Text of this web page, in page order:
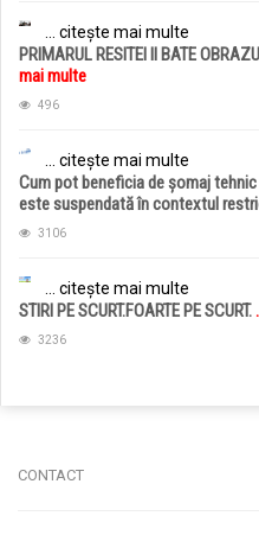
... citește mai multe
PRIMARUL RESITEI II BATE
mai multe
496
... citește mai multe
Cum pot beneficia de șomaj
este suspendată în contextul
3106
... citește mai multe
STIRI PE SCURT.FOARTE PE SCURT.
3236
CONTACT